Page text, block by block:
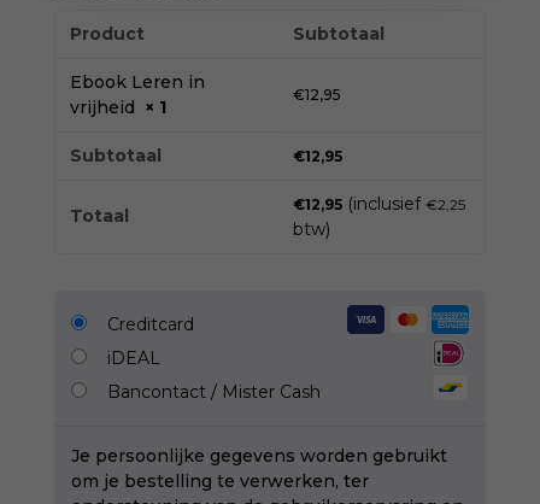
Product Subtotaal
Ebook Leren in
vrijheid × 1
€12,95
Subtotaal €12,95
Totaal
€12,95 (inclusief €2,25
btw)
Creditcard
iDEAL
Bancontact / Mister Cash
Je persoonlijke gegevens worden gebruikt
om je bestelling te verwerken, ter